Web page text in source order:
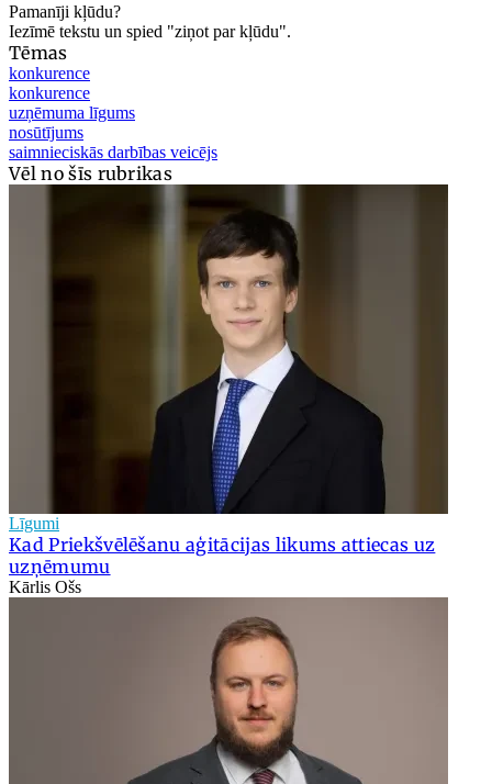
Pamanīji kļūdu?
Iezīmē tekstu un spied "ziņot par kļūdu".
Tēmas
konkurence
konkurence
uzņēmuma līgums
nosūtījums
saimnieciskās darbības veicējs
Vēl no šīs rubrikas
Līgumi
Kad Priekšvēlēšanu aģitācijas likums attiecas uz
uzņēmumu
Kārlis Ošs